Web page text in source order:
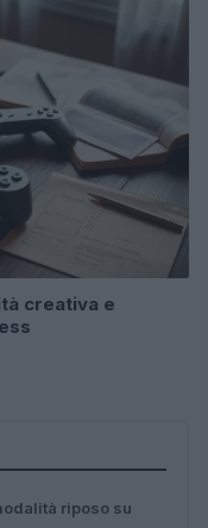
creativa e
riposo su